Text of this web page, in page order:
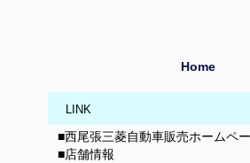
Home
LINK
■西尾張三菱自動車販売ホームペ
■店舗情報